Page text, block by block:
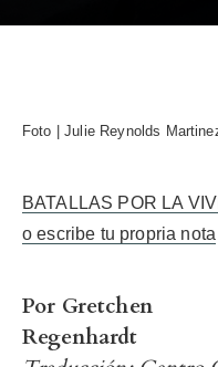
Foto | Julie Reynolds
BATALLAS POR LA
o escribe tu propria nota
Por Gretchen
Regenhardt